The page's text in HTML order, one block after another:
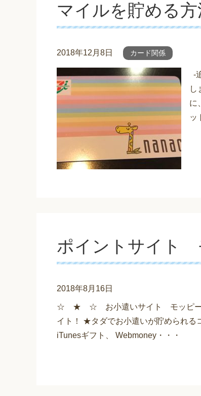
マイルを貯める方
2018年12月8日 カード関係
-
し
に
ッ
ポイントサイト
2018年8月16日
☆ ★ ☆ お小遣いサイト モッピ
イト！ ★タダでお小遣いが貯められる
iTunesギフト、 Webmoney・・・